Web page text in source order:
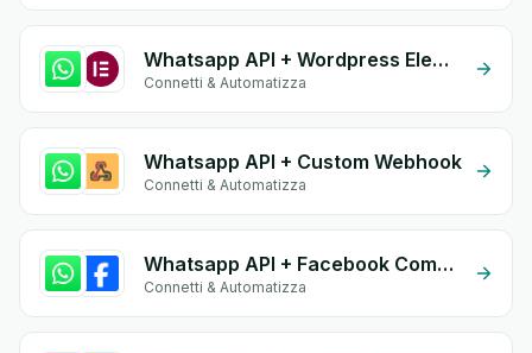
Whatsapp API + Wordpress Elementor
Connetti & Automatizza
Whatsapp API + Custom Webhook
Connetti & Automatizza
Whatsapp API + Facebook Comments
Connetti & Automatizza